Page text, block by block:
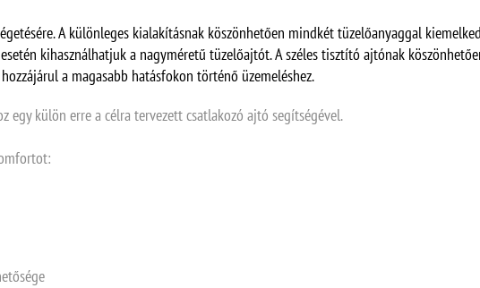
A különleges kialakításnak köszönhetően mindkét tüzelőanyaggal
kihasználhatjuk a nagyméretű tüzelőajtót. A széles tisztító ajtónak
a magasabb hatásfokon történő üzemeléshez.
egy külön erre a célra tervezett csatlakozó ajtó segítségével.